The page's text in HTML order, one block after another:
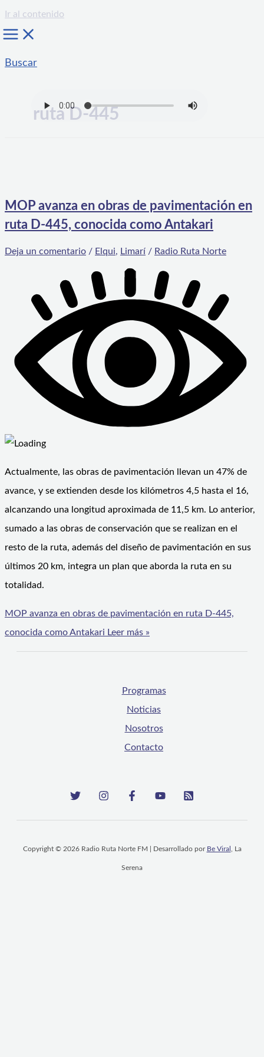
Ir al contenido
Buscar
ruta D-445
MOP avanza en obras de pavimentación en
ruta D-445, conocida como Antakari
Deja un comentario / Elqui, Limarí / Radio Ruta Norte
Actualmente, las obras de pavimentación llevan un 47% de
avance, y se extienden desde los kilómetros 4,5 hasta el 16,
alcanzando una longitud aproximada de 11,5 km. Lo anterior,
sumado a las obras de conservación que se realizan en el
resto de la ruta, además del diseño de pavimentación en sus
últimos 20 km, integra un plan que aborda la ruta en su
totalidad.
MOP avanza en obras de pavimentación en ruta D-445,
conocida como Antakari Leer más »
Programas
Noticias
Nosotros
Contacto
Copyright © 2026 Radio Ruta Norte FM | Desarrollado por Be Viral , La
Serena